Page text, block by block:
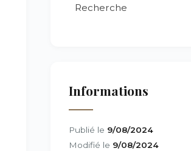
Recherche
Informations
Publié le 9/08/2024
Modifié le 9/08/2024